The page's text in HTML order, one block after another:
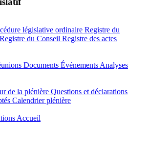
législative ordinaire Registre du
Registre du Conseil Registre des actes
Documents Événements Analyses
de la plénière Questions et déclarations
Calendrier plénière
Accueil